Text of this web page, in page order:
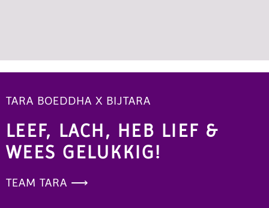
TARA BOEDDHA X BIJTARA
LEEF, LACH, HEB LIEF &
WEES GELUKKIG!
TEAM TARA ⟶